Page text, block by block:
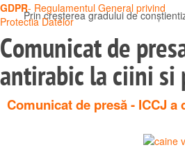
Prin creșterea gradului de
Citeste mai mult
GDPR- Regulamentul General privind
Protectia Datelor
Comunicat de
antirabic la ciini si
Comunicat de presă - ICCJ